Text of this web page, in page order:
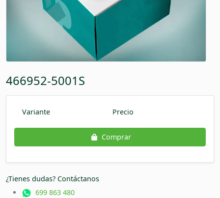
466952-5001S
Variante Precio
Comprar
¿Tienes dudas? Contáctanos
699 863 480